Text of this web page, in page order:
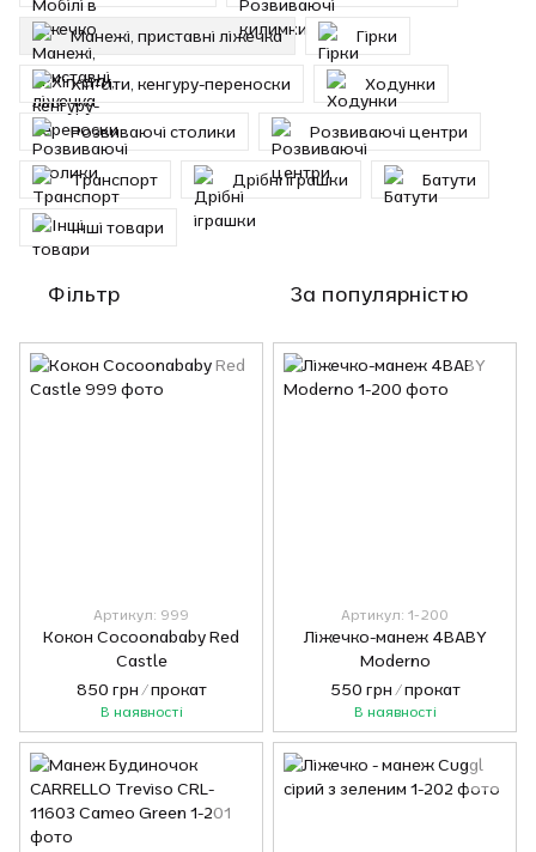
Манежі, приставні ліжечка Гірки
Хіп-сіти, кенгуру-переноски Ходунки
Розвиваючі столики Розвиваючі центри
Транспорт Дрібні іграшки Батути
Інші товари
Фільтр За популярністю
Артикул: 999
Кокон Cocoonababy Red
Castle
850 грн / прокат
В наявності
Артикул: 1-200
Ліжечко-манеж 4BABY
Moderno
550 грн / прокат
В наявності